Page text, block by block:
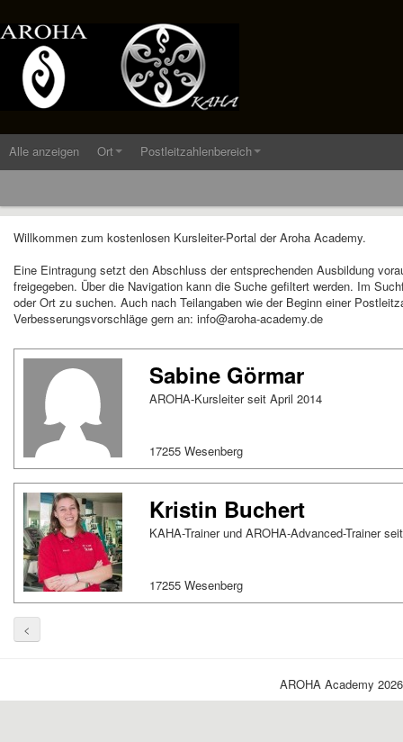
Alle anzeigen Ort Postleitzahlenbereich
Willkommen zum kostenlosen Kursleiter-Portal der Aroha Academy.
Eine Eintragung setzt den Abschluss der entsprechenden Ausbildung
freigegeben. Über die Navigation kann die Suche gefiltert werden. Im
oder Ort zu suchen. Auch nach Teilangaben wie der Beginn einer
Verbesserungsvorschläge gern an: info@aroha-academy.de
Sabine Görmar
AROHA-Kursleiter seit April 2014
17255 Wesenberg
Kristin Buchert
KAHA-Trainer und AROHA-Advanced-Trainer
17255 Wesenberg
<
AROHA Academy